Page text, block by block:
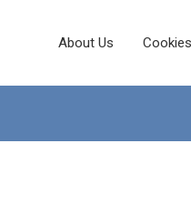
About Us